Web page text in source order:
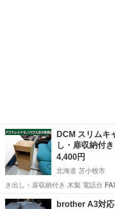
DCM スリムキ
し・扉収納付
4,400円
北海道 苫小牧市
き出し・扉収納付き 木製 電話台
260607…
北海道 苫小牧市 収納家具
brother A3対